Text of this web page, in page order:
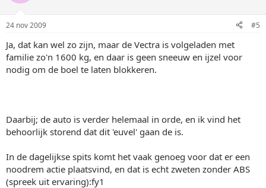
24 nov 2009 #5
Ja, dat kan wel zo zijn, maar de Vectra is volgeladen met
familie zo'n 1600 kg, en daar is geen sneeuw en ijzel voor
nodig om de boel te laten blokkeren.
Daarbij; de auto is verder helemaal in orde, en ik vind het
behoorlijk storend dat dit 'euvel' gaan de is.
In de dagelijkse spits komt het vaak genoeg voor dat er een
noodrem actie plaatsvind, en dat is echt zweten zonder ABS
(spreek uit ervaring):fy1